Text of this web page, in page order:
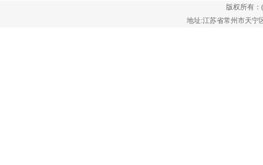
版权所有
地址:江苏省常州市天宁